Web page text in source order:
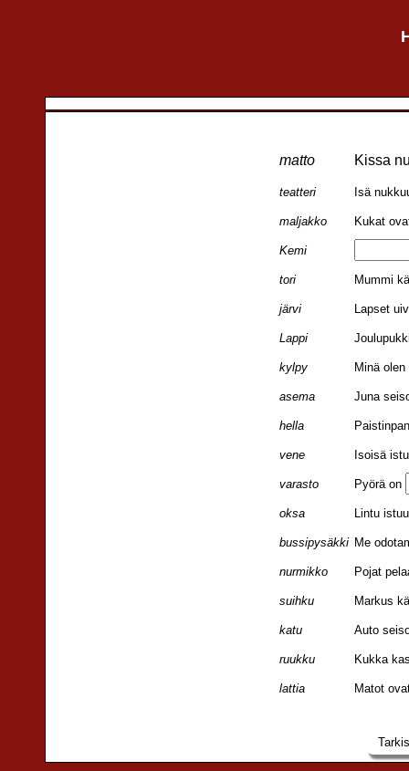
matto Kissa
teatteri Isä
maljakko Kukat
Kemi
tori Mummi
järvi Lapset
Lappi
kylpy Minä olen
asema Juna
hella
vene Isoisä
varasto Pyörä on
oksa Lintu
bussipysäkki Me
nurmikko Pojat
suihku Markus
katu Auto
ruukku Kukka
lattia Matot